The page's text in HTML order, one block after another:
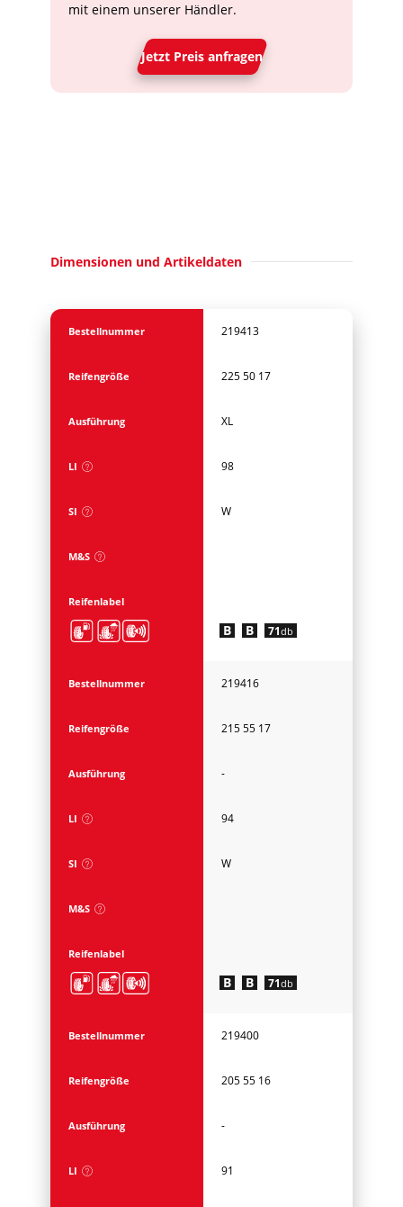
mit einem unserer Händler.
Jetzt Preis anfragen
Dimensionen und Artikeldaten
Bestellnummer 219413
Reifengröße 225 50 17
Ausführung XL
LI 98
SI W
M&S
Reifenlabel
B B 71db
Bestellnummer 219416
Reifengröße 215 55 17
Ausführung -
LI 94
SI W
M&S
Reifenlabel
B B 71db
Bestellnummer 219400
Reifengröße 205 55 16
Ausführung -
LI 91